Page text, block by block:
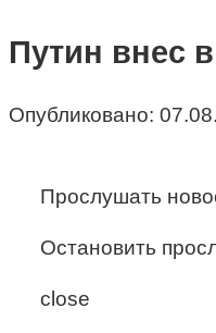
Путин внес
Опубликовано:
Прослушать
Остановить
close